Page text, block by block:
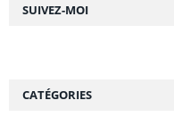
SUIVEZ-MOI
CATÉGORIES